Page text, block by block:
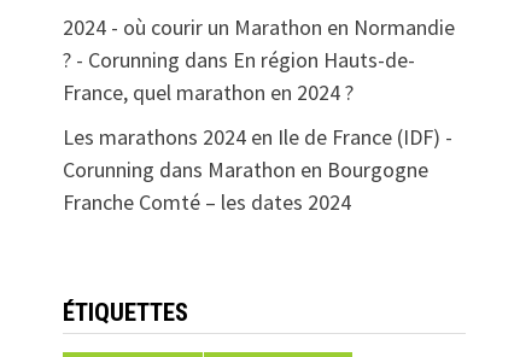
2024 - où courir un Marathon en Normandie
? - Corunning dans En région Hauts-de-
France, quel marathon en 2024 ?
Les marathons 2024 en Ile de France (IDF) -
Corunning dans Marathon en Bourgogne
Franche Comté – les dates 2024
ÉTIQUETTES